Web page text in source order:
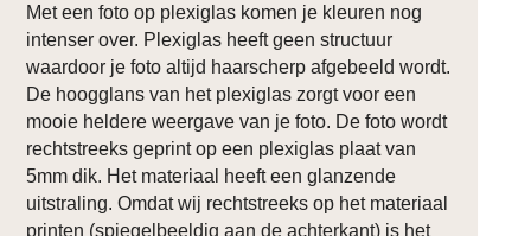
Met een foto op plexiglas komen je kleuren nog
intenser over. Plexiglas heeft geen structuur
waardoor je foto altijd haarscherp afgebeeld wordt.
De hoogglans van het plexiglas zorgt voor een
mooie heldere weergave van je foto. De foto wordt
rechtstreeks geprint op een plexiglas plaat van
5mm dik. Het materiaal heeft een glanzende
uitstraling. Omdat wij rechtstreeks op het materiaal
printen (spiegelbeeldig aan de achterkant) is het